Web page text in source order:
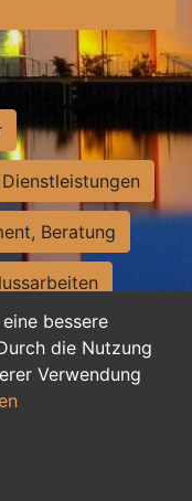
bessere
die Nutzung
Verwendung
Beratung